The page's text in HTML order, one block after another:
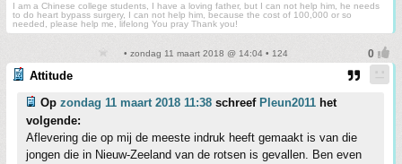
I am a Chinese college students, I have a loving father, but I can not help him, he needs
to do heart bypass surgery, I can not help him, because the cost of 100,000 or so
needed, please help me, lifelong You pray Thank you!
• zondag 11 maart 2018 @ 14:04 • 124
Attitude
Op zondag 11 maart 2018 11:38 schreef Pleun2011 het
volgende:
Aflevering die op mij de meeste indruk heeft gemaakt is van die
jongen die in Nieuw-Zeeland van de rotsen is gevallen. Ben even